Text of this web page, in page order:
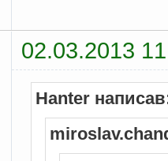
02.03.2013
Hanter